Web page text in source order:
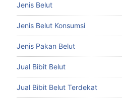
Jenis Belut
Jenis Belut Konsumsi
Jenis Pakan Belut
Jual Bibit Belut
Jual Bibit Belut Terdekat